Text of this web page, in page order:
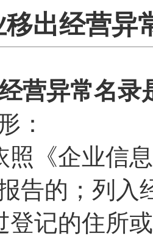
移出经营异
营异常名
：
照《企业信
告的；列入
登记的住所